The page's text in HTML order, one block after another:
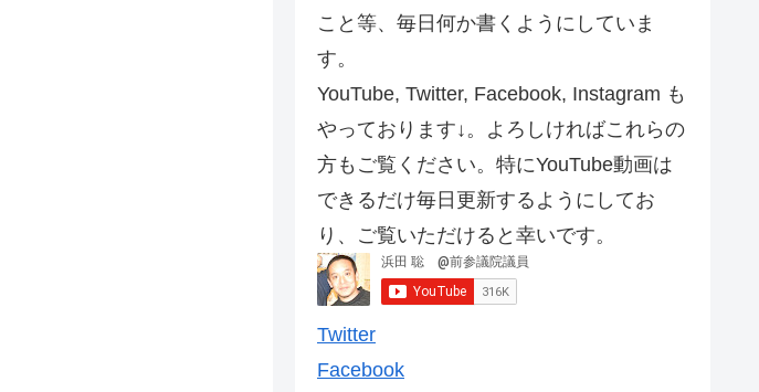
こと等、毎日何か書くようにしていま
す。
YouTube, Twitter, Facebook, Instagram も
やっております↓。よろしければこれらの
方もご覧ください。特にYouTube動画は
できるだけ毎日更新するようにしてお
り、ご覧いただけると幸いです。
Twitter
Facebook